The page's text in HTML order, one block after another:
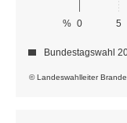
0 5
%
© Landeswahlleiter
Bundestagswahl